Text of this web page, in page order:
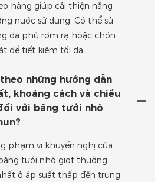
hàng giúp cải thiện năng
nước sử dụng. Có thể sử
đã phủ rơm rạ hoặc chôn
để tiết kiệm tối đa.
những hướng dẫn
khoảng cách và chiều
với băng tưới nhỏ
phạm vi khuyến nghị của
tưới nhỏ giọt thường
ở áp suất thấp đến trung